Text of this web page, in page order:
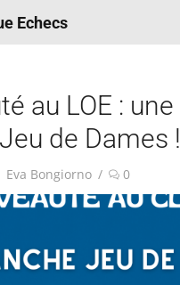
Echecs
au LOE : une
de Dames !
Auteur/autrice
Eva Bongiorno 0